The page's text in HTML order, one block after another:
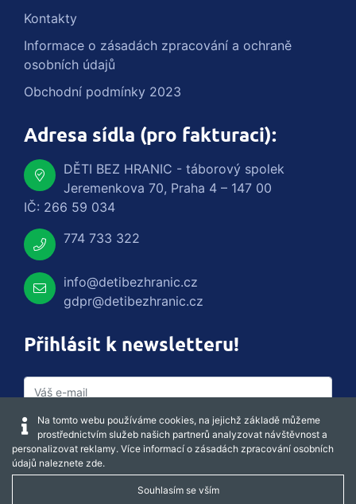
Kontakty
Informace o zásadách zpracování a ochraně
osobních údajů
Obchodní podmínky 2023
Adresa sídla (pro fakturaci):
DĚTI BEZ HRANIC - táborový spolek
Jeremenkova 70, Praha 4 – 147 00
IČ: 266 59 034
774 733 322
info@detibezhranic.cz
gdpr@detibezhranic.cz
Přihlásit k newsletteru!
Captcha obnovit
Na tomto webu používáme cookies, na jejichž základě můžeme
prostřednictvím služeb našich partnerů analyzovat návštěvnost a
personalizovat reklamy. Více informací o zásadách zpracování osobních
údajů naleznete zde.
Souhlasím se vším